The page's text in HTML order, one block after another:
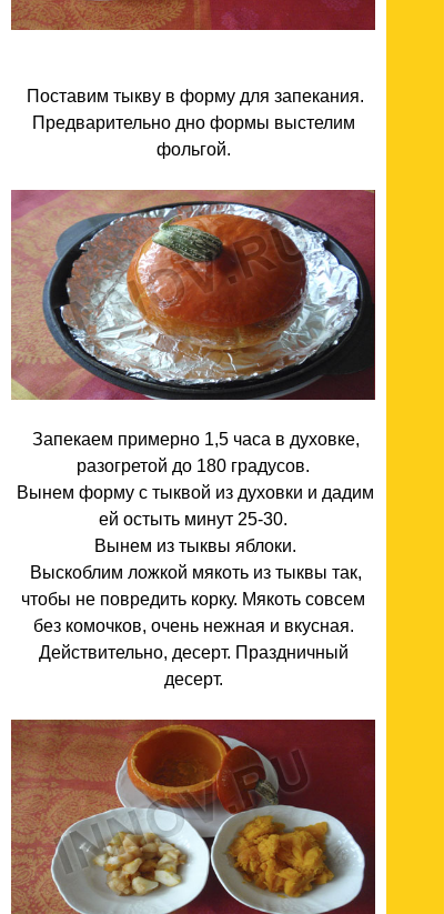
Поставим тыкву в форму для запекания.
Предварительно дно формы выстелим
фольгой.
Запекаем примерно 1,5 часа в духовке,
разогретой до 180 градусов.
Вынем форму с тыквой из духовки и дадим
ей остыть минут 25-30.
Вынем из тыквы яблоки.
Выскоблим ложкой мякоть из тыквы так,
чтобы не повредить корку. Мякоть совсем
без комочков, очень нежная и вкусная.
Действительно, десерт. Праздничный
десерт.